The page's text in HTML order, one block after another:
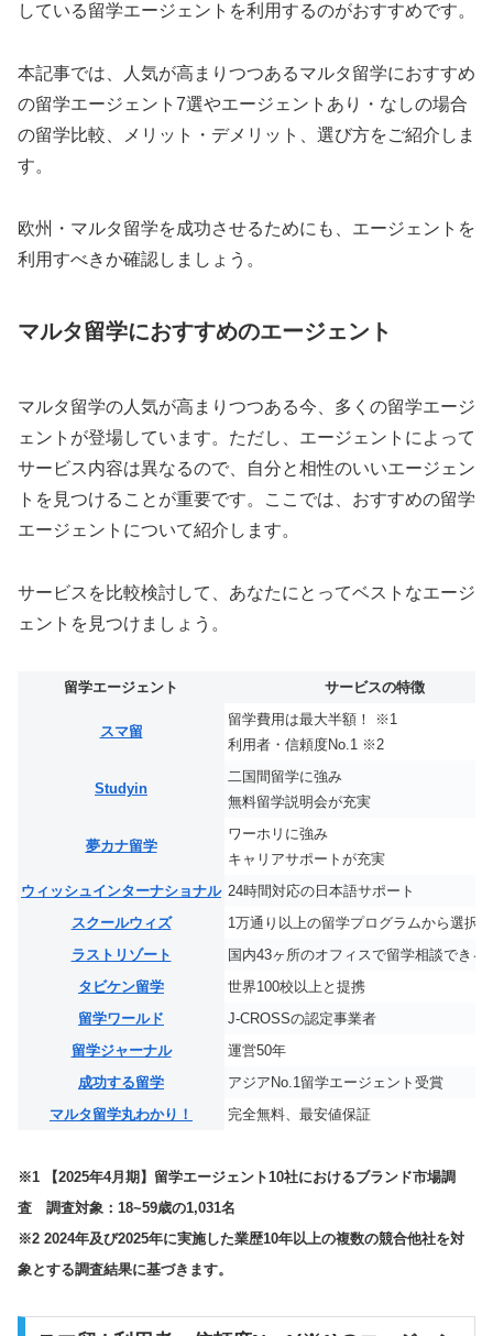
している留学エージェントを利用するのがおすすめです。
本記事では、人気が高まりつつあるマルタ留学におすすめ
の留学エージェント7選やエージェントあり・なしの場合
の留学比較、メリット・デメリット、選び方をご紹介しま
す。
欧州・マルタ留学を成功させるためにも、エージェントを
利用すべきか確認しましょう。
マルタ留学におすすめのエージェント
マルタ留学の人気が高まりつつある今、多くの留学エージ
ェントが登場しています。ただし、エージェントによって
サービス内容は異なるので、自分と相性のいいエージェン
トを見つけることが重要です。ここでは、おすすめの留学
エージェントについて紹介します。
サービスを比較検討して、あなたにとってベストなエージ
ェントを見つけましょう。
留学エージェント サービスの特徴
スマ留
留学費用は最大半額！ ※1
利用者・信頼度No.1 ※2
Studyin
二国間留学に強み
無料留学説明会が充実
夢カナ留学
ワーホリに強み
キャリアサポートが充実
ウィッシュインターナショナル 24時間対応の日本語サポート
スクールウィズ
1万通り以上の留学プログラムから選択
ラストリゾート
国内43ヶ所のオフィスで留学相談できる
タビケン留学
世界100校以上と提携
留学ワールド
J-CROSSの認定事業者
留学ジャーナル
運営50年
成功する留学
アジアNo.1留学エージェント受賞
マルタ留学丸わかり！
完全無料、最安値保証
※1 【2025年4月期】留学エージェント10社におけるブランド市場調
査 調査対象：18~59歳の1,031名
※2 2024年及び2025年に実施した業歴10年以上の複数の競合他社を対
象とする調査結果に基づきます。